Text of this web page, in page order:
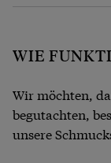
WIE
Wir möchten,
begutachten,
unsere